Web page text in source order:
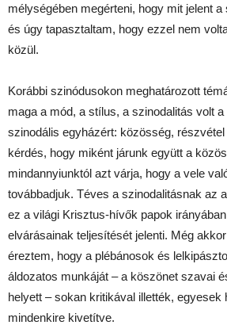
mélységében megérteni, hogy mit jelent
és úgy tapasztaltam, hogy ezzel nem
közül.
Korábbi szinódusokon meghatározott
maga a mód, a stílus, a szinodalitás volt a
szinodális egyházért: közösség, részvétel
kérdés, hogy miként járunk együtt a
mindannyiunktól azt várja, hogy a vele
továbbadjuk. Téves a szinodalitásnak az
ez a világi Krisztus-hívők papok
elvárásainak teljesítését jelenti. Még
éreztem, hogy a plébánosok és
áldozatos munkáját – a köszönet szavai
helyett – sokan kritikával illették, egyesek
mindenkire kivetítve.